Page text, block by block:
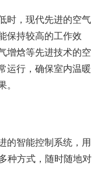
，现代先进的空气
保持较高的工作效
增焓等先进技术的空
运行，确保室内温暖
。
智能控制系统，用
种方式，随时随地对